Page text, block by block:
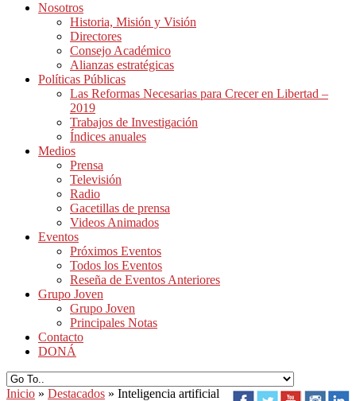
Nosotros
Historia, Misión y Visión
Directores
Consejo Académico
Alianzas estratégicas
Políticas Públicas
Las Reformas Necesarias para Crecer en Libertad –
2019
Trabajos de Investigación
Índices anuales
Medios
Prensa
Televisión
Radio
Gacetillas de prensa
Videos Animados
Eventos
Próximos Eventos
Todos los Eventos
Reseña de Eventos Anteriores
Grupo Joven
Grupo Joven
Principales Notas
Contacto
DONÁ
Inicio » Destacados » Inteligencia artificial